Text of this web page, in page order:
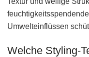
Umwelteinflüssen
Welche Styling-